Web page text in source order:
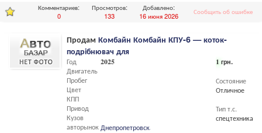
Комментариев:
0
Просмотров:
133
Добавлено:
16 июня 2026
Сообщить об ошибке
Продам Комбайн Комбайн КПУ-6 — коток-
подрібнювач для
1 грн.
Состояние
Отличное
Тип т.с.
спецтехника
Год
Двигатель
Пробег
Цвет
КПП
Привод
Кузов
авторынок
2025
Днепропетровская